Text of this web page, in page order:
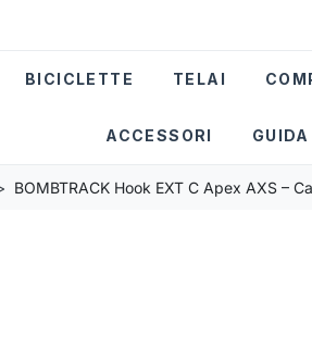
BICICLETTE TELAI
ACCESSORI GUIDA
BOMBTRACK Hook EXT C Apex AXS –